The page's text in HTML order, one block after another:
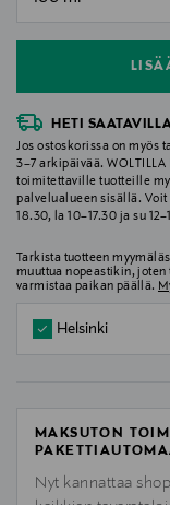
HETI
Jos ostoskorissa on myös
3–7 arkipäivää.
toimitettaville tuotteille
palvelualueen sisällä.
18.30, la 10–17.30 ja su
Tarkista tuotteen
muuttua nopeastikin,
varmistaa paikan päällä.
Helsinki
MAKSUTON
Nyt kannattaa